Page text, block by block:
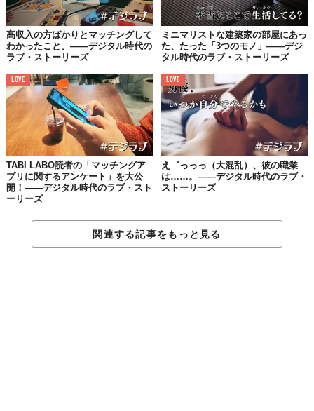
ていたのかも？）。
でも、愛されるって、愛することと比べるのが申し訳ないくらい
とっても幸せなことですね。
今ではすっかり“愛するより愛されたい”派です。
┈┈┈┈┈┈┈ ♡ ┈┈┈┈┈┈┈┈
あなたの“デジラブ”体験は？
TABI LABOでは、みなさんの「マッチングアプリ」体験談
を物語にしています。どこかに残しておきたい、浄化して
おきたい、マッチング相手との忘れられないできごとがあ
こちらのフォームに、ペンネームと内容（箇条書き
高収入の方ばかりとマッチングして
わかったこと。——デジタル時代の
ラブ・ストーリーズ
ミニマリストな建築家の部屋にあっ
た、たった「3つのモノ」——デジ
タル時代のラブ・ストーリーズ
LOVE
TABI LABO読者の「マッチングア
プリに関するアンケート」を大公
開！——デジタル時代のラブ・スト
ーリーズ
LOVE
え゛っっっ（大混乱）、彼の職業
は……。——デジタル時代のラブ・
ストーリーズ
関連する記事をもっと見る